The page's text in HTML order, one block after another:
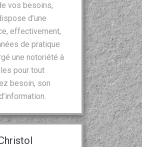
vos besoins,
d’une
effectivement,
de pratique
une notoriété à
pour tout
besoin, son